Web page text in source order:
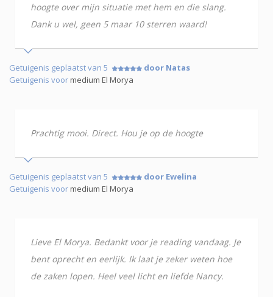
hoogte over mijn situatie met hem en die slang.
Dank u wel, geen 5 maar 10 sterren waard!
Getuigenis geplaatst van 5
door Natas
Getuigenis voormedium El Morya
Prachtig mooi. Direct. Hou je op de hoogte
Getuigenis geplaatst van 5
door Ewelina
Getuigenis voormedium El Morya
Lieve El Morya. Bedankt voor je reading vandaag. Je
bent oprecht en eerlijk. Ik laat je zeker weten hoe
de zaken lopen. Heel veel licht en liefde Nancy.